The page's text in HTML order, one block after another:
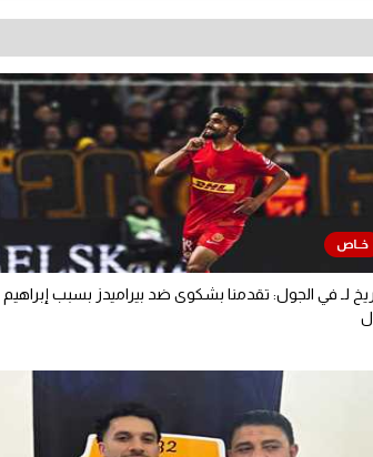
لـ في الجول: تقدمنا بشكوى ضد بيراميدز بسبب إبراهيم